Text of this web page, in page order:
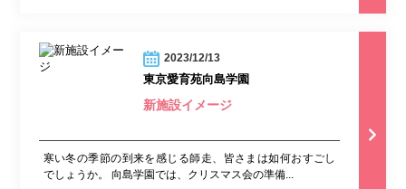
2023/12/13
東京愛育苑向島学園
新施設イメージ
寒い冬の季節の到来を感じる師走、皆さまは如何おすごし
でしょうか。 向島学園では、クリスマス会の準備...